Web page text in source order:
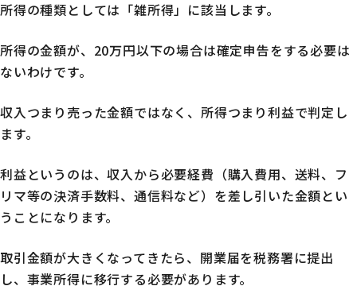
所得の種類としては「雑所得」に該当します。
所得の金額が、20万円以下の場合は確定申告をする必要は
ないわけです。
収入つまり売った金額ではなく、所得つまり利益で判定し
ます。
利益というのは、収入から必要経費（購入費用、送料、フ
リマ等の決済手数料、通信料など）を差し引いた金額とい
うことになります。
取引金額が大きくなってきたら、開業届を税務署に提出
し、事業所得に移行する必要があります。